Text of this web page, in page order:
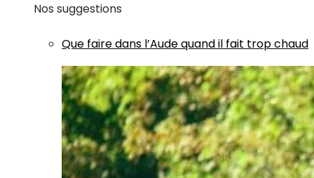
Nos suggestions
Que faire dans l’Aude quand il fait trop chaud